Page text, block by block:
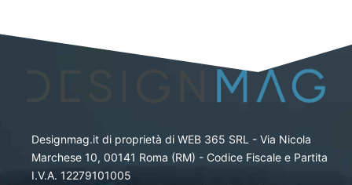
Designmag.it di proprietà di WEB 365 SRL - Via Nicola
Marchese 10, 00141 Roma (RM) - Codice Fiscale e Partita
I.V.A. 12279101005